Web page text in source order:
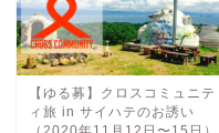
【ゆる募】クロスコミュニテ
ィ旅 in サイハテのお誘い